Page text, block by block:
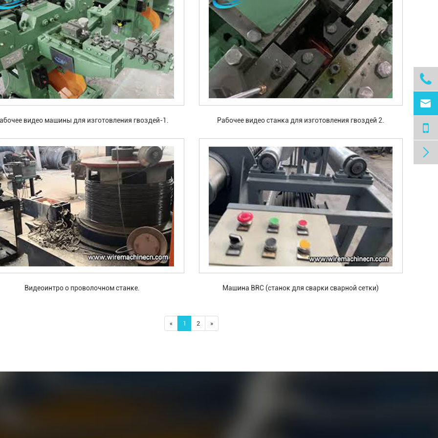
видео машины для изготовления гвоздей-1. Рабочее видео станка для изготовления гвоздей 2.
Видеоинтро о проволочном станке. Машина BRC (станок для сварки сварной сетки)
« 1 2 »


